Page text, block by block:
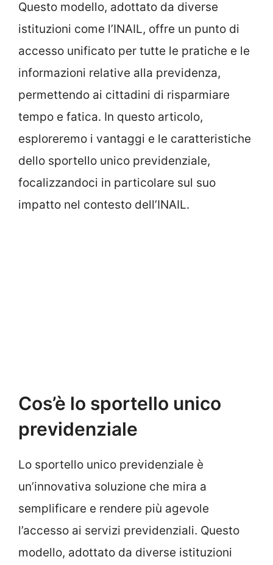
Questo modello, adottato da diverse
istituzioni come l’INAIL, offre un punto di
accesso unificato per tutte le pratiche e le
informazioni relative alla previdenza,
permettendo ai cittadini di risparmiare
tempo e fatica. In questo articolo,
esploreremo i vantaggi e le caratteristiche
dello sportello unico previdenziale,
focalizzandoci in particolare sul suo
impatto nel contesto dell’INAIL.
Cos’è lo sportello unico
previdenziale
Lo sportello unico previdenziale è
un’innovativa soluzione che mira a
semplificare e rendere più agevole
l’accesso ai servizi previdenziali. Questo
modello, adottato da diverse istituzioni